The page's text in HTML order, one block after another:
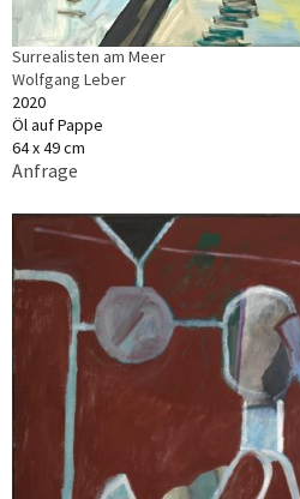
Surrealisten am Meer
Wolfgang Leber
2020
Öl auf Pappe
64 x 49 cm
Anfrage